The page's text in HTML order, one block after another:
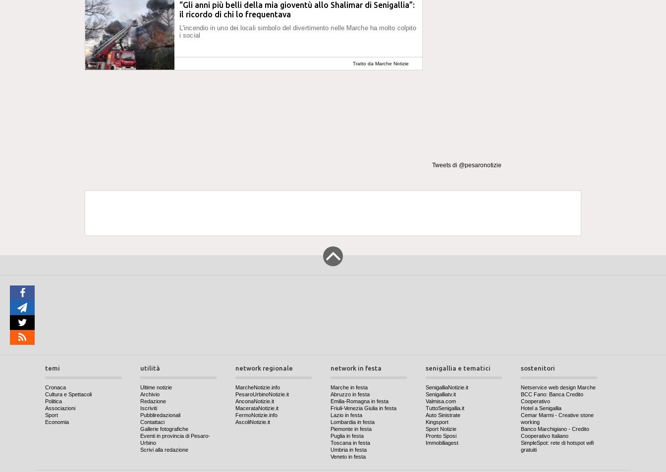
“Gli anni più belli della mia gioventù allo Shalimar di Senigallia”:
il ricordo di chi lo frequentava
L'incendio in uno dei locali simbolo del divertimento nelle Marche ha molto colpito
i social
Tratto da Marche Notizie
Tweets di @pesaronotizie
temi
Cronaca
Cultura e Spettacoli
Politica
Associazioni
Sport
Economia
utilità
Ultime notizie
Archivio
Redazione
Iscriviti
Pubbliredazionali
Contattaci
Gallerie fotografiche
Eventi in provincia di Pesaro-
Urbino
Scrivi alla redazione
network regionale
MarcheNotizie.info
PesaroUrbinoNotizie.it
AnconaNotizie.it
MacerataNotizie.it
FermoNotizie.info
AscoliNotizie.it
network in festa
Marche in festa
Abruzzo in festa
Emilia-Romagna in festa
Friuli-Venezia Giulia in festa
Lazio in festa
Lombardia in festa
Piemonte in festa
Puglia in festa
Toscana in festa
Umbria in festa
Veneto in festa
senigallia e tematici
SenigalliaNotizie.it
Senigalliatv.it
Valmisa.com
TuttoSenigallia.it
Auto Sinistrate
Kingsport
Sport Notizie
Pronto Sposi
Immobiliagest
sostenitori
Netservice web design Marche
BCC Fano: Banca Credito
Cooperativo
Hotel a Senigallia
Cemar Marmi - Creative stone
working
Banco Marchigiano - Credito
Cooperativo Italiano
SimpleSpot: rete di hotspot wifi
gratuiti